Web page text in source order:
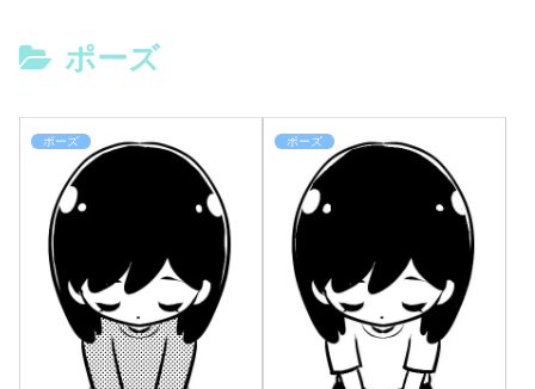
ポーズ
ポーズ ポーズ